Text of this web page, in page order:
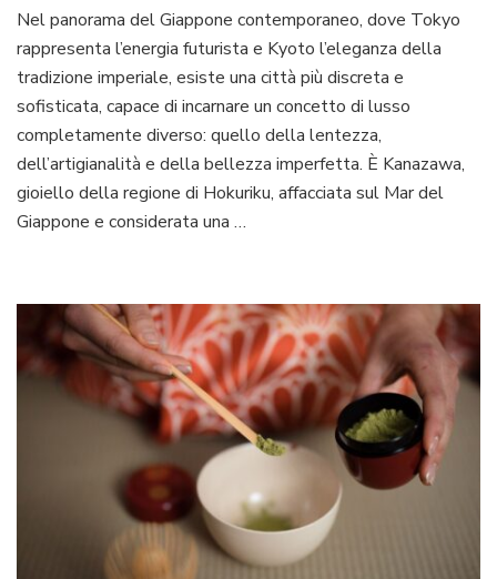
Nel panorama del Giappone contemporaneo, dove Tokyo
rappresenta l’energia futurista e Kyoto l’eleganza della
tradizione imperiale, esiste una città più discreta e
sofisticata, capace di incarnare un concetto di lusso
completamente diverso: quello della lentezza,
dell’artigianalità e della bellezza imperfetta. È Kanazawa,
gioiello della regione di Hokuriku, affacciata sul Mar del
Giappone e considerata una …